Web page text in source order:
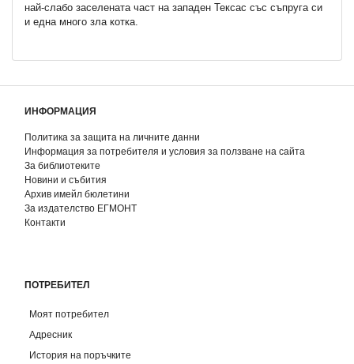
най-слабо заселената част на западен Тексас със съпруга си
и една много зла котка.
ИНФОРМАЦИЯ
Политика за защита на личните данни
Информация за потребителя и условия за ползване на сайта
За библиотеките
Новини и събития
Архив имейл бюлетини
За издателство ЕГМОНТ
Контакти
ПОТРЕБИТЕЛ
Моят потребител
Адресник
История на поръчките